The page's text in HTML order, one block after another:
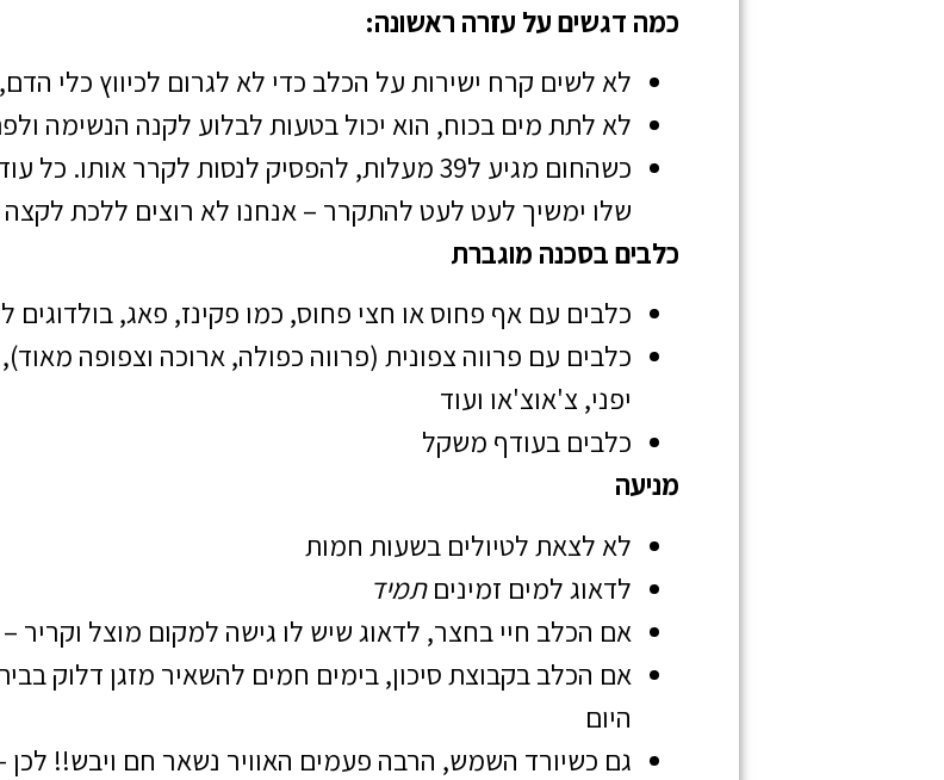
כמה דגשים על עזרה ראשונה:
לא לשים קרח ישירות על הכלב כדי לא לגרום לכיווץ כלי
לא לתת מים בכוח, הוא יכול בטעות לבלוע לקנה הנשימה
כשהחום מגיע ל39 מעלות, להפסיק לנסות לקרר
שלו ימשיך לעט לעט להתקרר – אנחנו לא רוצים ללכת לקצה
כלבים בסכנה מוגברת
כלבים עם אף פחוס או חצי פחוס, כמו פקינז, פאג, בולדוגים
כלבים עם פרווה צפונית (פרווה כפולה, ארוכה וצפופה
יפני, צ'אוצ'או ועוד
כלבים בעודף משקל
מניעה
לא לצאת לטיולים בשעות חמות
לדאוג למים זמיניםתמיד
אם הכלב חיי בחצר, לדאוג שיש לו גישה למקום מוצל וקריר
אם הכלב בקבוצת סיכון, בימים חמים להשאיר מזגן דלוק
היום
גם כשיורד השמש, הרבה פעמים האוויר נשאר חם ויבש!! לכן